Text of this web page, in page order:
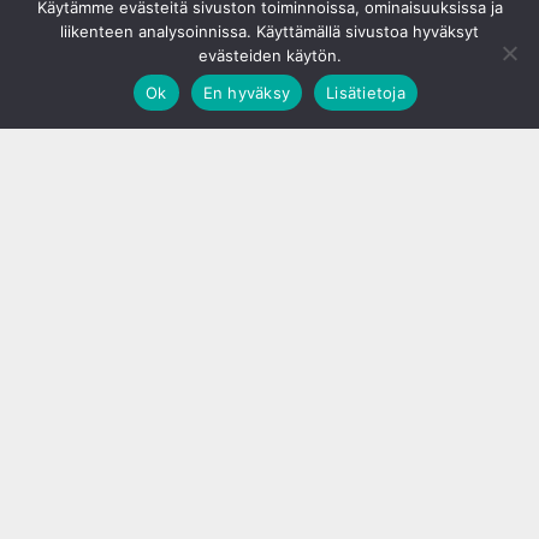
Käytämme evästeitä sivuston toiminnoissa, ominaisuuksissa ja
liikenteen analysoinnissa. Käyttämällä sivustoa hyväksyt
evästeiden käytön.
Ok
En hyväksy Lisätietoja